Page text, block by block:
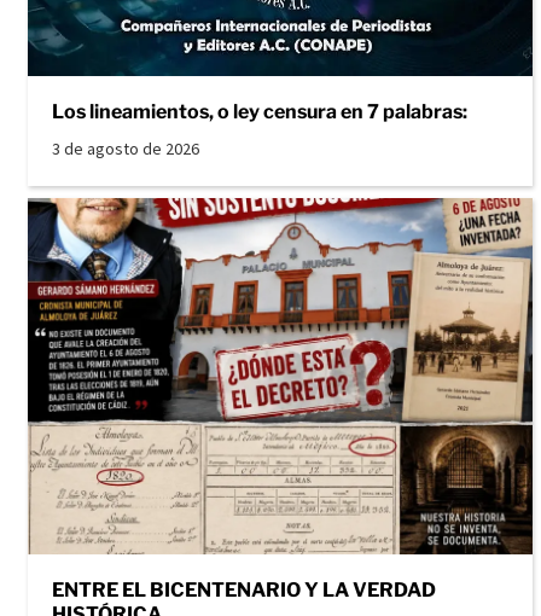
Los lineamientos, o ley censura en 7 palabras:
3 de agosto de 2026
ENTRE EL BICENTENARIO Y LA VERDAD